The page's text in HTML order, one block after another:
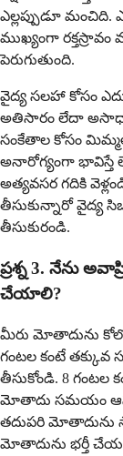
ఎల్లప్పుడూ మంచిది.
ముఖ్యంగా
పెరుగుతుంది.
వైద్య సలహా కోసం
అతిసారం లేదా
సంకేతాల కోసం
అనారోగ్యంగా భావిస్తే
అత్యవసర గదికి
తీసుకున్నారో వైద్య
తీసుకురండి.
ప్రశ్న 3. నేను
చేయాలి?
మీరు మోతాదును
గంటల కంటే తక్కువ
తీసుకోండి. 8
మోతాదు సమయం
తదుపరి
మోతాదును భర్తీ